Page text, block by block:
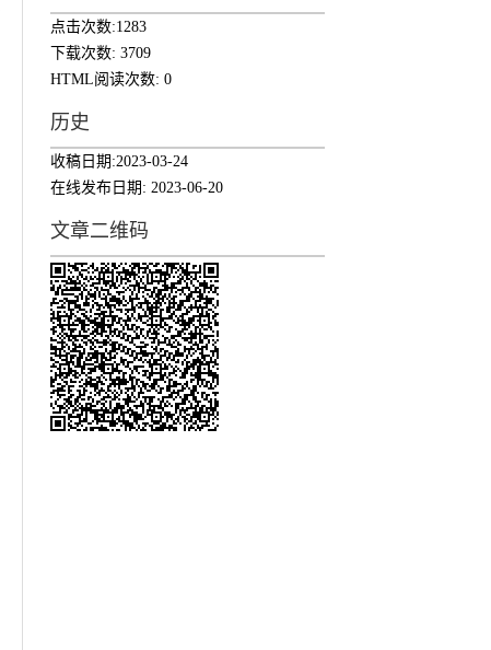
点击次数:1283
下载次数: 3709
HTML阅读次数: 0
历史
收稿日期:2023-03-24
在线发布日期: 2023-06-20
文章二维码